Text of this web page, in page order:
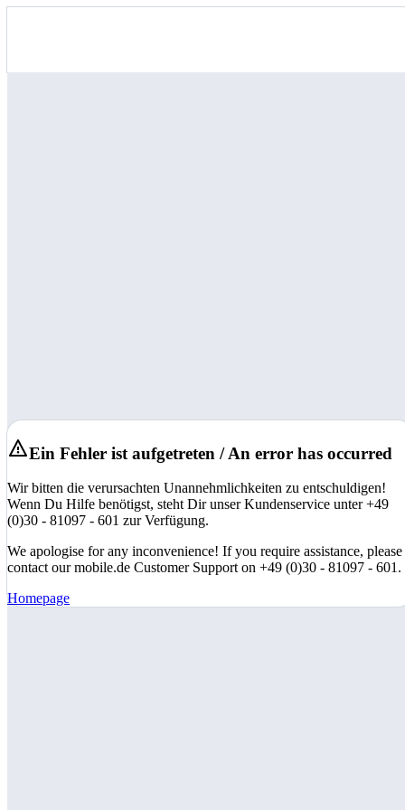
Ein Fehler ist aufgetreten / An error has occurred
Wir bitten die verursachten Unannehmlichkeiten zu entschuldigen!
Wenn Du Hilfe benötigst, steht Dir unser Kundenservice unter +49
(0)30 - 81097 - 601 zur Verfügung.
We apologise for any inconvenience! If you require assistance, please
contact our mobile.de Customer Support on +49 (0)30 - 81097 - 601.
Homepage